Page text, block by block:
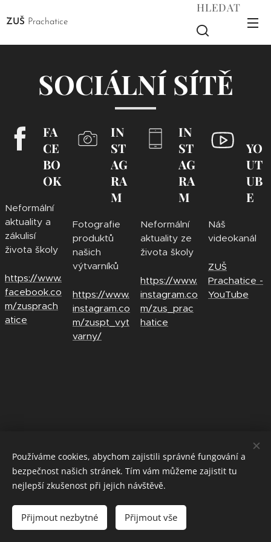
ZUŠ Prachatice
HLEDAT
SOCIÁLNÍ SÍTĚ
FA
CE
BO
OK
Neformální
aktuality a
zákulisí
života školy
https://www.
facebook.co
m/zusprach
atice
IN
ST
AG
RA
M
Fotografie
produktů
našich
výtvarníků
https://www.
instagram.co
m/zuspt_vyt
varny/
IN
ST
AG
RA
M
Neformální
aktuality ze
života školy
https://www.
instagram.co
m/zus_prac
hatice
YO
UT
UB
E
Náš
videokanál
ZUŠ
Prachatice -
YouTube
ZUŠ PRACHATICE
Vytvořeno službou
Webnode
Používáme cookies, abychom zajistili správné fungování a
bezpečnost našich stránek. Tím vám můžeme zajistit tu
nejlepší zkušenost při jejich návštěvě.
Přijmout nezbytné Přijmout vše